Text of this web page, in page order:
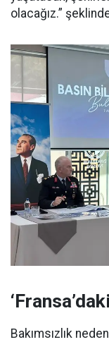
olacağız.”
Bakımsızlık